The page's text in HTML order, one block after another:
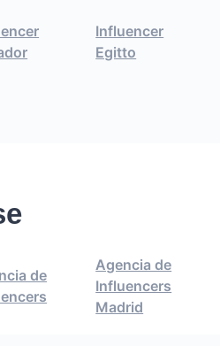
Influencer
Egitto
de
Agencia de
Influencers
Madrid